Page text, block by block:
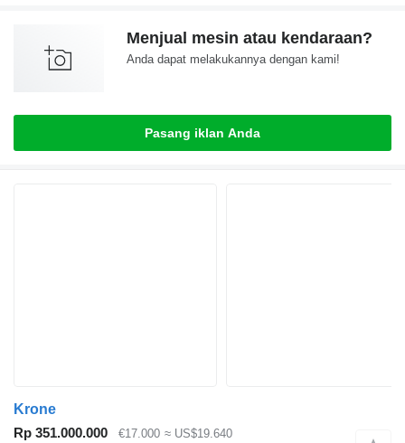
Menjual mesin atau kendaraan?
Anda dapat melakukannya dengan kami!
Pasang iklan Anda
Krone
Rp 351.000.000
€17.000 ≈ US$19.640